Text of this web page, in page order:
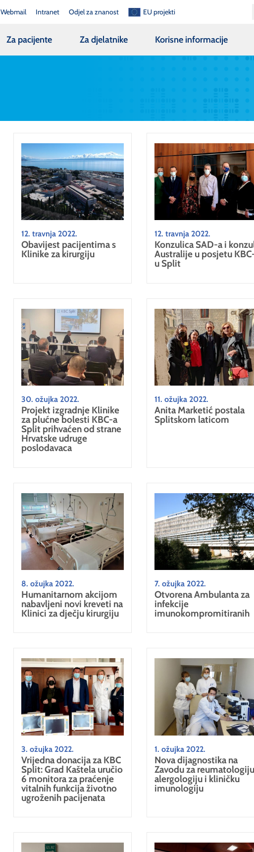
Webmail Intranet Odjel za znanost EU projekti
Za pacijente Za djelatnike Korisne informacije
12. travnja 2022.
Obavijest pacijentima s
Klinike za kirurgiju
12. travnja 2022.
Konzulica SAD-a i
Australije u posjetu
u Split
30. ožujka 2022.
Projekt izgradnje Klinike
za plućne bolesti KBC-a
Split prihvaćen od strane
Hrvatske udruge
poslodavaca
11. ožujka 2022.
Anita Marketić postala
Splitskom laticom
8. ožujka 2022.
Humanitarnom akcijom
nabavljeni novi kreveti na
Klinici za dječju kirurgiju
7. ožujka 2022.
Otvorena Ambulanta za
infekcije
imunokompromitiranih
3. ožujka 2022.
Vrijedna donacija za KBC
Split: Grad Kaštela uručio
6 monitora za praćenje
vitalnih funkcija životno
ugroženih pacijenata
1. ožujka 2022.
Nova dijagnostika na
Zavodu za
alergologiju i kliničku
imunologiju